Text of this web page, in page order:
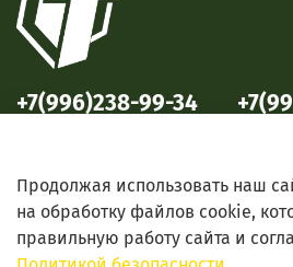
+7(996)238-99-34
Продолжая использовать наш
на обработку файлов cookie,
правильную работу сайта и